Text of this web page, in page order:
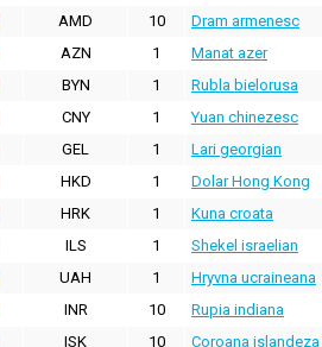
AMD
10 Dram armenesc
AZN
1 Manat azer
BYN
1 Rubla bielorusa
CNY
1 Yuan chinezesc
GEL
1 Lari georgian
HKD
1 Dolar Hong Kong
HRK
1 Kuna croata
ILS
1 Shekel israelian
UAH
1 Hryvna ucraineana
INR
10 Rupia indiana
ISK
10 Coroana islandeza